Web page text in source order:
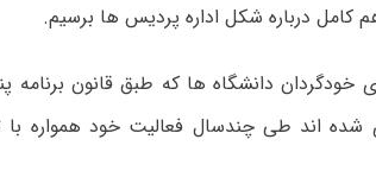
کامل درباره شکل اداره پردیس ها برسیم.
خودگردان دانشگاه ها که طبق قانون
شده اند طی چندسال فعالیت خود همواره با